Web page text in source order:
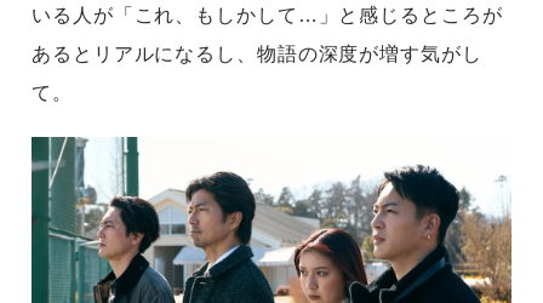
いる人が「これ、もしかして…」と感じるところが
あるとリアルになるし、物語の深度が増す気がし
て。